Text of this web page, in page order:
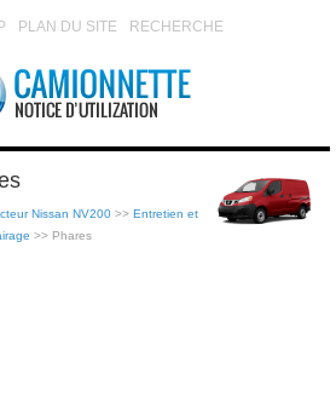
PLAN DU SITE RECHERCHE
Nissan NV200 >> Entretien et
>> Phares